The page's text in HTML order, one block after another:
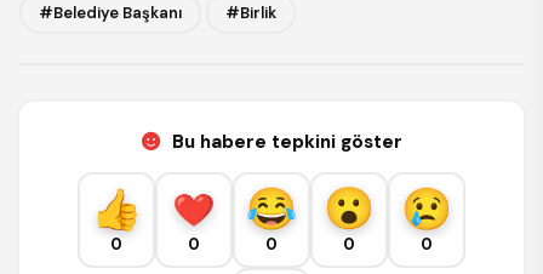
#Belediye Başkanı #Birlik
Bu habere tepkini göster
0 0 0 0 0